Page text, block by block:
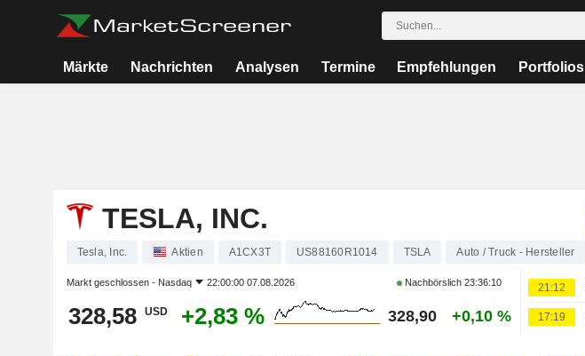
Märkte Nachrichten Analysen Termine Empfehlungen Portfolios
TESLA, INC.
Tesla, Inc. Aktien A1CX3T US88160R1014 TSLA Auto / Truck - Hersteller
Markt geschlossen - Nasdaq 22:00:00 07.08.2026 Nachbörslich23:36:10
328,58 USD +2,83 % 328,90 +0,10 %
21:12
17:19